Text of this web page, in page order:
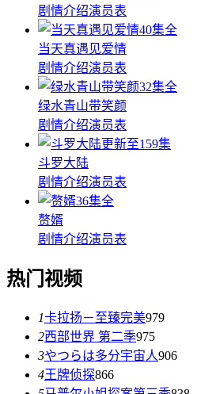
剧情介绍演员表
40集全
当天真遇见爱情
剧情介绍演员表
32集全
绿水青山带笑颜
剧情介绍演员表
更新至159集
斗罗大陆
剧情介绍演员表
36集全
赘婿
剧情介绍演员表
热门视频
1卡拉扬－至臻完美979
2西部世界 第二季975
3やつらは多分宇宙人906
4王牌侦探866